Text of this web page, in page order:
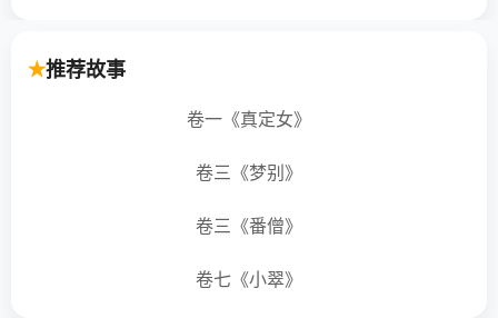
“咕——，我们会带你去的，”大雁说，“如果你同
意闭上嘴巴，一个字也不说的话。”“哈，我当然可以把
第二天，大雁飞回来的时候，他俩用嘴衔着一根
推荐故事
卷一《真定女》
卷三《梦别》
卷三《番僧》
卷七《小翠》